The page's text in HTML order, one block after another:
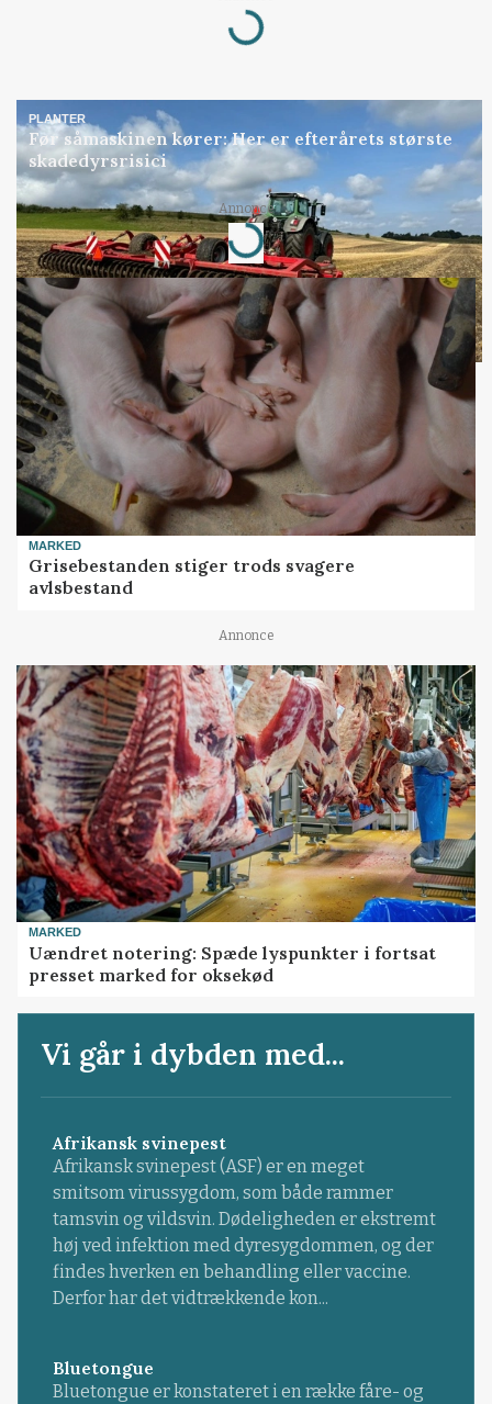
Loading...
PLANTER
Før såmaskinen kører: Her er efterårets største
skadedyrsrisici
Annonce
Loading...
MARKED
Grisebestanden stiger trods svagere
avlsbestand
Annonce
MARKED
Uændret notering: Spæde lyspunkter i fortsat
presset marked for oksekød
Vi går i dybden med...
Afrikansk svinepest
Afrikansk svinepest (ASF) er en meget
smitsom virussygdom, som både rammer
tamsvin og vildsvin. Dødeligheden er ekstremt
høj ved infektion med dyresygdommen, og der
findes hverken en behandling eller vaccine.
Derfor har det vidtrækkende kon...
Bluetongue
Bluetongue er konstateret i en række fåre- og